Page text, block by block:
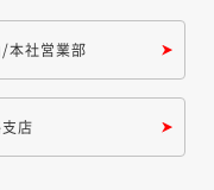
本社営業部
店